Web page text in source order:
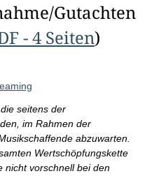
Gutachten
- 4 Seiten)
seitens der
im Rahmen der
abzuwarten.
Wertschöpfungskette
nicht vorschnell bei den